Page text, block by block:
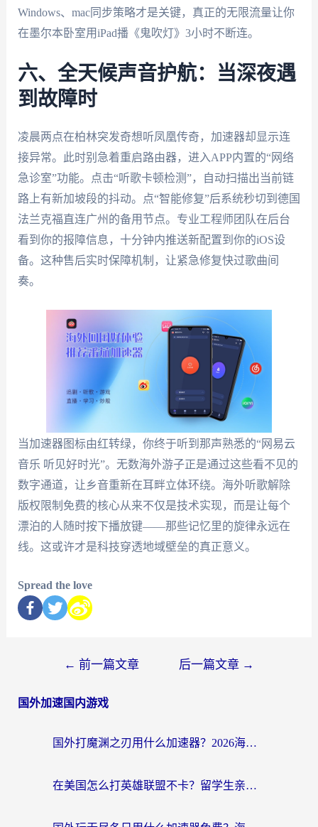
Windows、mac同步策略才是关键，真正的无限流量让你
在墨尔本卧室用iPad播《鬼吹灯》3小时不断连。
六、全天候声音护航：当深夜遇
到故障时
凌晨两点在柏林突发奇想听凤凰传奇，加速器却显示连
接异常。此时别急着重启路由器，进入APP内置的“网络
急诊室”功能。点击“听歌卡顿检测”，自动扫描出当前链
路上有新加坡段的抖动。点“智能修复”后系统秒切到德国
法兰克福直连广州的备用节点。专业工程师团队在后台
看到你的报障信息，十分钟内推送新配置到你的iOS设
备。这种售后实时保障机制，让紧急修复快过歌曲间
奏。
当加速器图标由红转绿，你终于听到那声熟悉的“网易云
音乐 听见好时光”。无数海外游子正是通过这些看不见的
数字通道，让乡音重新在耳畔立体环绕。海外听歌解除
版权限制免费的核心从来不仅是技术实现，而是让每个
漂泊的人随时按下播放键——那些记忆里的旋律永远在
线。这或许才是科技穿透地域壁垒的真正意义。
Spread the love
← 前一篇文章 后一篇文章 →
国外加速国内游戏
国外打魔渊之刃用什么加速器？2026海外玩家国服游戏加速全攻略（附闪耀暖暖&复苏的魔女避坑指南）
在美国怎么打英雄联盟不卡？留学生亲测的国服游戏加速全攻略